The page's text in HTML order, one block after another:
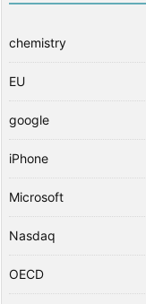
chemistry
EU
google
iPhone
Microsoft
Nasdaq
OECD